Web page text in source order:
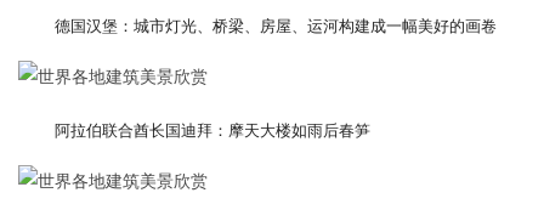
德国汉堡：城市灯光、桥梁、房屋、运河构建成一幅美好的画卷
阿拉伯联合酋长国迪拜：摩天大楼如雨后春笋